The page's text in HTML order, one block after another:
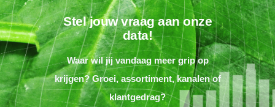
Stel jouw vraag aan onze
data!
Waar wil jij vandaag meer grip op
krijgen? Groei, assortiment, kanalen of
klantgedrag?